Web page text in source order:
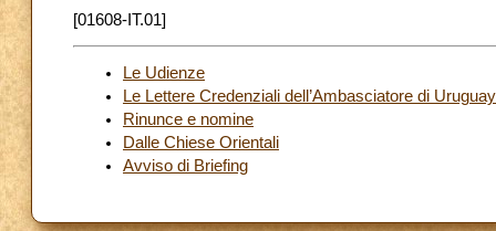
[01608-IT.01]
Le Udienze
Le Lettere Credenziali dell’Ambasciatore di
Rinunce e nomine
Dalle Chiese Orientali
Avviso di Briefing